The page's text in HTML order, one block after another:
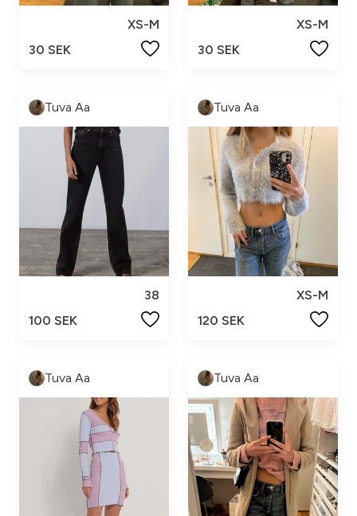
XS-M
30 SEK
XS-M
30 SEK
Tuva Aa
38
100 SEK
Tuva Aa
XS-M
120 SEK
Tuva Aa Tuva Aa